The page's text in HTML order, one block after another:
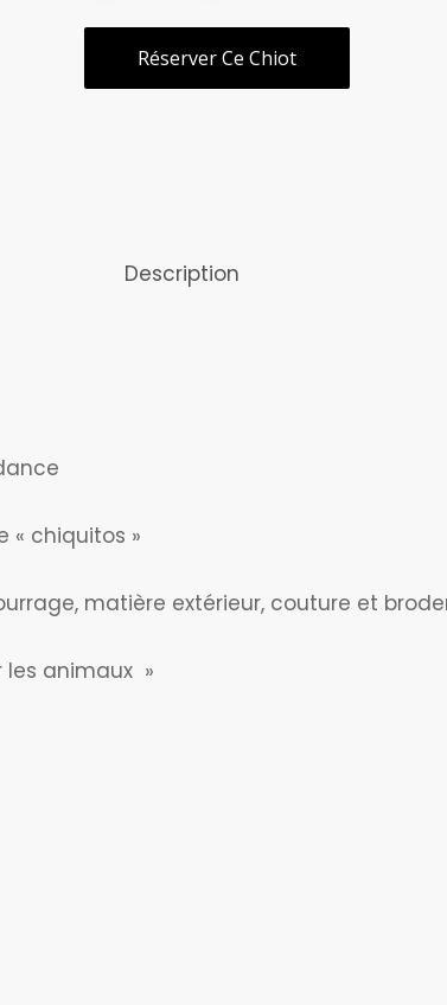
Réserver Ce Chiot
Description
« chiquitos »
matière extérieur, couture et
les animaux »